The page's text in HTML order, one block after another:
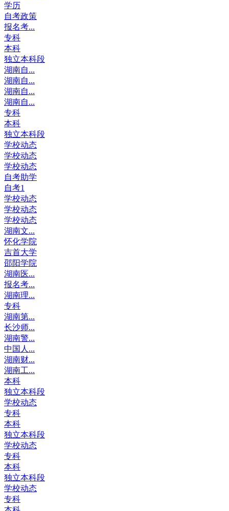
学历
自考政策
报名考...
专科
本科
独立本科段
湖南自...
湖南自...
湖南自...
湖南自...
专科
本科
独立本科段
学校动态
学校动态
学校动态
自考助学
自考1
学校动态
学校动态
学校动态
湖南文...
怀化学院
吉首大学
邵阳学院
湖南医...
报名考...
湖南理...
专科
湖南第...
长沙师...
湖南警...
中国人...
湖南财...
湖南工...
本科
独立本科段
学校动态
专科
本科
独立本科段
学校动态
专科
本科
独立本科段
学校动态
专科